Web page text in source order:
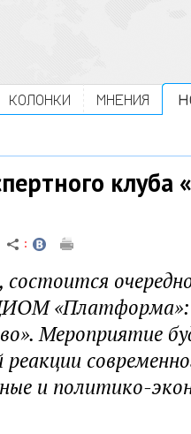
КОЛОНКИ МНЕНИЯ
«Платформа»:
Мероприятие
и политико-